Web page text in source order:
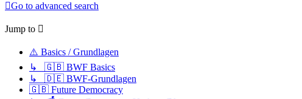
Go to advanced search
Jump to
⚠️ Basics / Grundlagen
↳ 🇬🇧 BWF Basics
↳ 🇩🇪 BWF-Grundlagen
🇬🇧 Future Democracy